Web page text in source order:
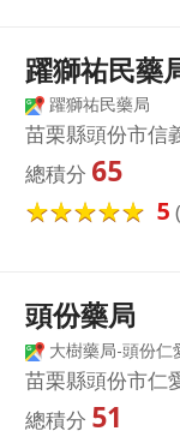
躍獅祐民藥
躍獅祐民藥局
苗栗縣頭份市信
總積分 65
5
頭份藥局
大樹藥局-頭份仁
苗栗縣頭份市仁
總積分 51